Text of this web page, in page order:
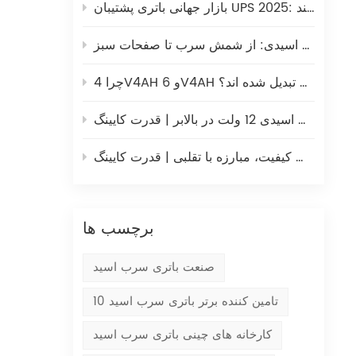
بازار جهانی باتری پشتیبان UPS 2025: چگونه باتری های سرب اسید و لیتیومی با هم همزیستی می کنند
تجزیه و تحلیل جامع ساخت صفحه باتری سرب اسیدی: از شمش سرب تا صفحات سبز
چرا 4V4AH و 6V4AH به منبع تغذیه ترجیحی برای ترازوهای الکترونیکی تبدیل شده اند؟
باتری های سرب اسیدی 12 ولت در بالابر | قدرت کایینگ
حفظ کیفیت، مبارزه با تقلبی | قدرت کایینگ
برچسب ها
صنعت باتری سرب اسید
10 تامین کننده برتر باتری سرب اسید
کارخانه های چینی باتری سرب اسید